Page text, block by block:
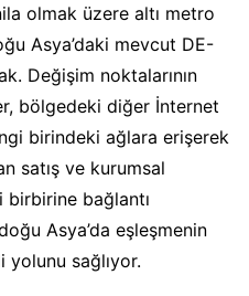
olmak üzere altı metro
Asya’daki mevcut DE-
Değişim noktalarının
bölgedeki diğer İnternet
birindeki ağlara erişerek
satış ve kurumsal
bağlantı
Asya’da eşleşmenin
sağlıyor.